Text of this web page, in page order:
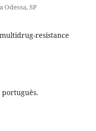
SP
resistance